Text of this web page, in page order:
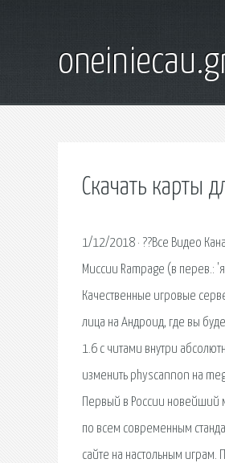
Скачать карты
1/12/2018 · ??Все Видео
Миссии Rampage (в перев.:
Качественные игровые
лица на Андроид, где вы
1.6 с читами внутри
изменить physcannon на
Первый в России новейший
по всем современным
сайте на настольным